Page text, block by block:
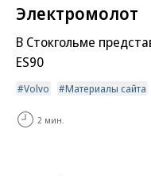
Электромолот
В Стокгольме
ES90
Volvo Материалы сайта
2 мин.